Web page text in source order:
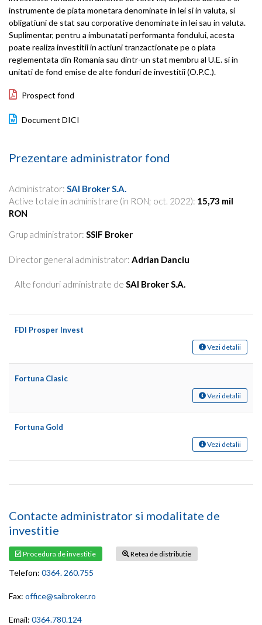
instrumente de piata monetara denominate in lei si in valuta, si
obligatiuni de stat sau corporative denominate in lei sau in valuta.
Suplimentar, pentru a imbunatati performanta fondului, acesta
poate realiza investitii in actiuni tranzactionate pe o piata
reglementata din Romania sau dintr-un stat membru al U.E. si in
unitati de fond emise de alte fonduri de investitii (O.P.C.).
Prospect fond
Document DICI
Prezentare administrator fond
Administrator: SAI Broker S.A.
Active totale in administrare (in RON; oct. 2022): 15,73 mil
RON
Grup administrator: SSIF Broker
Director general administrator: Adrian Danciu
Alte fonduri administrate de SAI Broker S.A.
FDI Prosper Invest
Vezi detalii
Fortuna Clasic
Vezi detalii
Fortuna Gold
Vezi detalii
Contacte administrator si modalitate de
investitie
Procedura de investitie Retea de distributie
Telefon: 0364. 260.755
Fax: office@saibroker.ro
Email: 0364.780.124